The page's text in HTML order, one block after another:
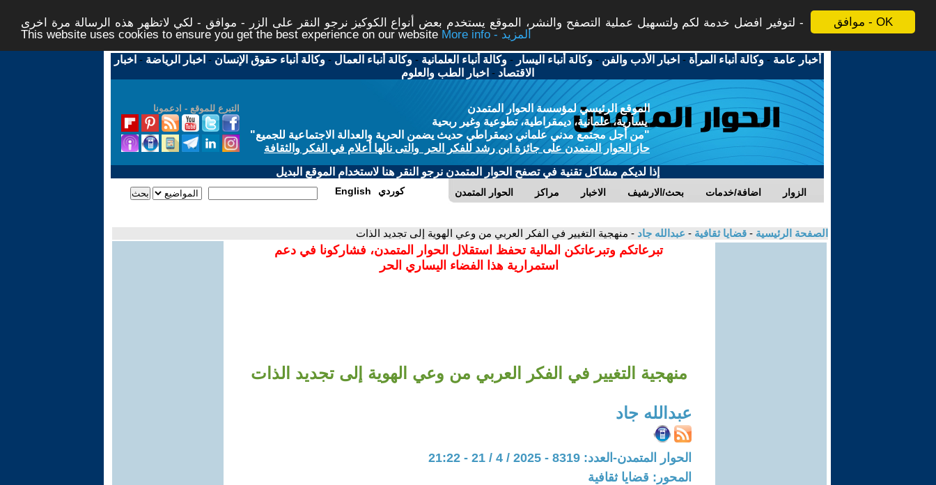
موافق - OK
لتوفير افضل خدمة لكم ولتسهيل عملية التصفح والنشر، الموقع يستخدم بعض أنواع الكوكيز نرجو النقر على الزر - موافق - لكي لاتظهر هذه الرسالة مرة اخرى -
This website uses cookies to ensure you get the best experience on our website
More info - المزيد
أخبار عامة -وكالة أنباء المرأة - اخبار الأدب والفن -وكالة أنباء اليسار -وكالة أنباء العلمانية -وكالة أنباء العمال -وكالة أنباء حقوق الإنسان - اخبار الرياضة - اخبار
الاقتصاد - اخبار الطب والعلوم
التبرع للموقع - ادعمونا
الموقع الرئيسي لمؤسسة الحوار المتمدن
يسارية، علمانية، ديمقراطية، تطوعية وغير ربحية
"من أجل مجتمع مدني علماني ديمقراطي حديث يضمن الحرية والعدالة الاجتماعية للجميع"
حاز الحوار المتمدن على جائزة ابن رشد للفكر الحر والتى نالها أعلام في الفكر والثقافة
إذا لديكم مشاكل تقنية في تصفح الحوار المتمدن نرجو النقر هنا لاستخدام الموقع البديل
الحوار المتمدن مراكز الاخبار بحث/الارشيف اضافة/خدمات الزوار English كوردي
الصفحة الرئيسية - قضايا ثقافية - عبدالله جاد - منهجية التغيير في الفكر العربي من وعي الهوية إلى تجديد الذات
تبرعاتكم وتبرعاتكن المالية تحفظ استقلال الحوار المتمدن، فشاركونا في دعم
استمرارية هذا الفضاء اليساري الحر
منهجية التغيير في الفكر العربي من وعي الهوية إلى تجديد الذات
عبدالله جاد
الحوار المتمدن-العدد: 8319 - 2025 / 4 / 21 - 21:22
المحور: قضايا ثقافية